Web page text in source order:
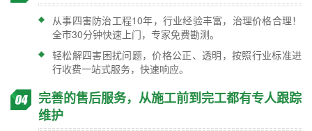
从事四害防治工程10年，行业经验丰富，治理价格合理！
全市30分钟快速上门，专家免费勘测。
轻松解四害困扰问题，价格公正、透明，按照行业标准进
行收费一站式服务，快速响应。
完善的售后服务，从施工前到完工都有专人跟踪
维护